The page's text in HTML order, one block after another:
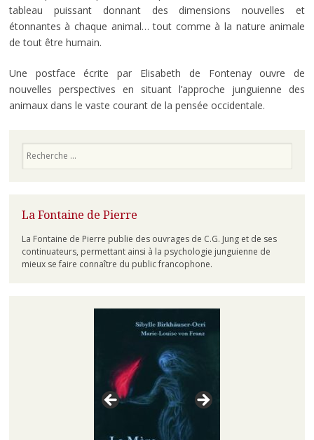
tableau puissant donnant des dimensions nouvelles et
étonnantes à chaque animal… tout comme à la nature animale
de tout être humain.
Une postface écrite par Elisabeth de Fontenay ouvre de
nouvelles perspectives en situant l’approche junguienne des
animaux dans le vaste courant de la pensée occidentale.
La Fontaine de Pierre
La Fontaine de Pierre publie des ouvrages de C.G. Jung et de ses
continuateurs, permettant ainsi à la psychologie junguienne de
mieux se faire connaître du public francophone.